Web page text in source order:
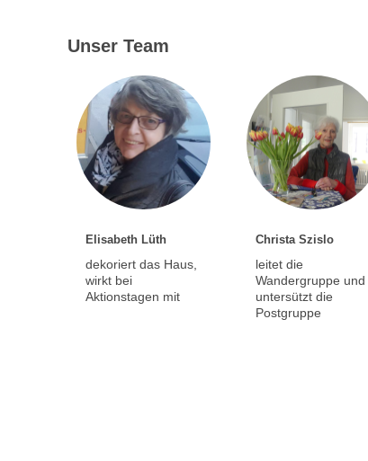
Unser Team
Elisabeth Lüth
dekoriert das Haus,
wirkt bei
Aktionstagen mit
Christa Szislo
leitet die
Wandergruppe und
untersützt die
Postgruppe